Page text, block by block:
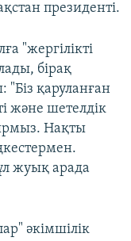
президенті.
"жергілікті
бірақ
"Біз қаруланған
және шетелдік
Нақты
жуық арада
әкімшілік